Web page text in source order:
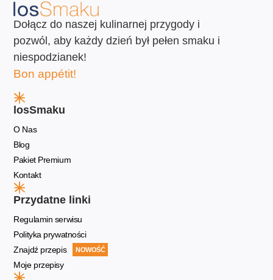
Dołącz do naszej kulinarnej przygody i
pozwól, aby każdy dzień był pełen smaku i
niespodzianek!
Bon appétit!
losSmaku
O Nas
Blog
Pakiet Premium
Kontakt
Przydatne linki
Regulamin serwisu
Polityka prywatności
Znajdź przepis
NOWOŚĆ
Moje przepisy